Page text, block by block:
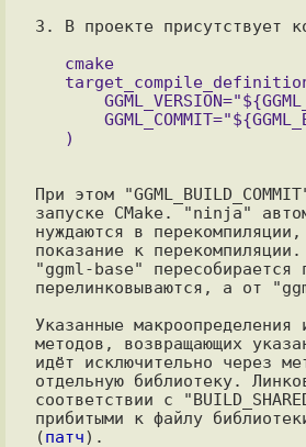
3. В проекте присутствует
При этом
запуске CMake. "ninja"
нуждаются в
показание к
"ggml-base"
перелинковываются, а от
Указанные
методов, возвращающих
идёт исключительно через
отдельную библиотеку.
соответствии с
прибитыми к файлу
(патч).